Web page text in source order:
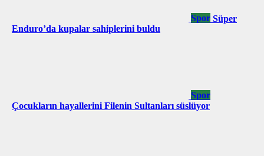
Spor Süper
Enduro’da kupalar sahiplerini buldu
Spor
Çocukların hayallerini Filenin Sultanları süslüyor